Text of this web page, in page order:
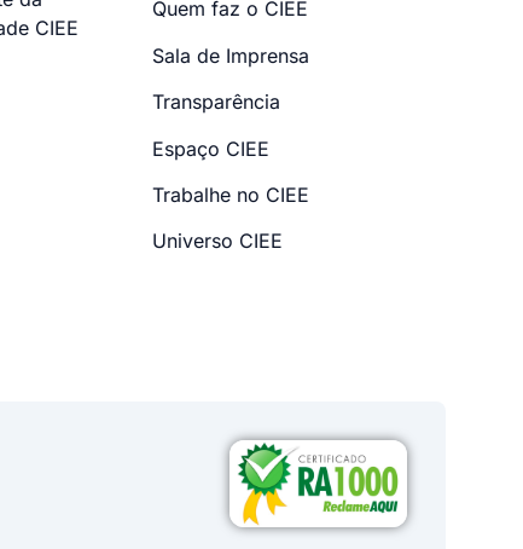
CIEE
Quem faz o CIEE
Sala de Imprensa
Transparência
Espaço CIEE
Trabalhe no CIEE
Universo CIEE